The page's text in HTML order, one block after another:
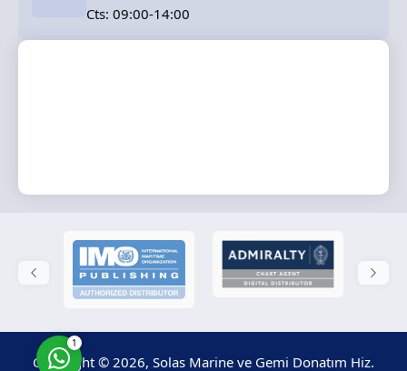
Cts: 09:00-14:00
Copyright © 2026, Solas Marine ve Gemi Donatım Hiz.
Cevap Yaz
1